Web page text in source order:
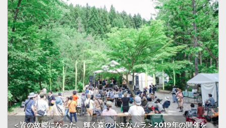
＜皆の故郷になった、輝く森の小さなムラ＞2019年の開催を